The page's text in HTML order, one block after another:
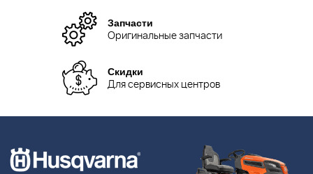
Запчасти
Оригинальные запчасти
Скидки
Для сервисных центров